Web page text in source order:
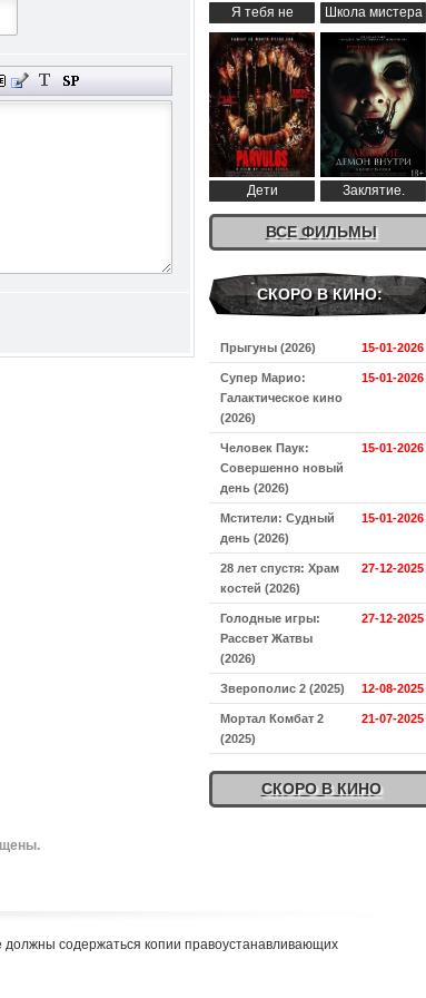
Я тебя не
понимаю (2024)
Школа мистера
Пингвина (2024)
Дети
апокалипсиса
(2024)
Заклятие.
Демон внутри
(2024)
ВСЕ ФИЛЬМЫ
СКОРО В КИНО:
Прыгуны (2026) 15-01-2026
Супер Марио:
Галактическое кино
(2026)
15-01-2026
Человек Паук:
Совершенно новый
день (2026)
15-01-2026
Мстители: Судный
день (2026)
15-01-2026
28 лет спустя: Храм
костей (2026)
27-12-2025
Голодные игры:
Рассвет Жатвы
(2026)
27-12-2025
Зверополис 2 (2025) 12-08-2025
Мортал Комбат 2
(2025)
21-07-2025
СКОРО В КИНО
содержаться копии правоустанавливающих